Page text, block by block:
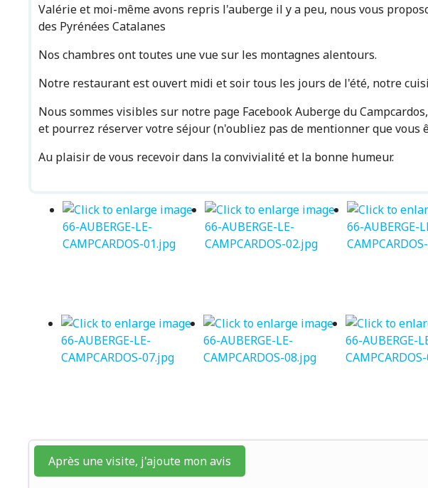
Valérie et moi-même avons repris l'auberge il y a peu, nous vous
des Pyrénées Catalanes
Nos chambres ont toutes une vue sur les montagnes alentours.
Notre restaurant est ouvert midi et soir tous les jours de l'été, notre
Nous sommes visibles sur notre page Facebook Auberge du
et pourrez réserver votre séjour (n'oubliez pas de mentionner que vous
Au plaisir de vous recevoir dans la convivialité et la bonne humeur.
Après une visite, j'ajoute mon avis